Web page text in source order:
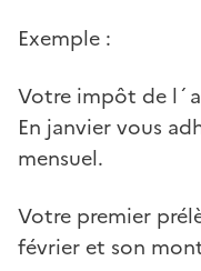
Exemple :
Votre impôt de
En janvier vous
mensuel.
Votre premier
février et son